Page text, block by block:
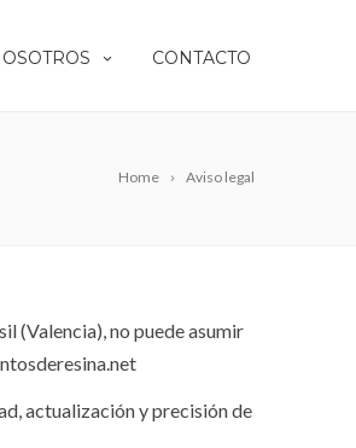
CONTACTO
Home Aviso legal
(Valencia), no puede asumir
actualización y precisión de